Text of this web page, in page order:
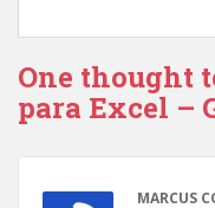
One thought
para Excel –
MARCUS